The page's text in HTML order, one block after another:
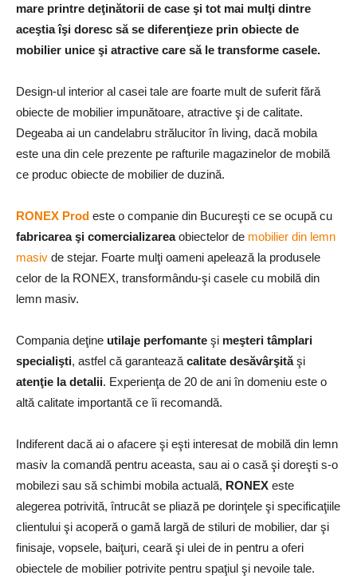
mare printre deţinătorii de case şi tot mai mulţi dintre
aceştia îşi doresc să se diferenţieze prin obiecte de
mobilier unice şi atractive care să le transforme casele.
Design-ul interior al casei tale are foarte mult de suferit fără
obiecte de mobilier impunătoare, atractive şi de calitate.
Degeaba ai un candelabru strălucitor în living, dacă mobila
este una din cele prezente pe rafturile magazinelor de mobilă
ce produc obiecte de mobilier de duzină.
RONEX Prod este o companie din Bucureşti ce se ocupă cu
fabricarea şi comercializareaobiectelor de mobilier din lemn
masiv de stejar. Foarte mulţi oameni apelează la produsele
celor de la RONEX, transformându-şi casele cu mobilă din
lemn masiv.
Compania deţine utilaje perfomante şi meşteri tâmplari
specialişti, astfel că garantează calitate desăvârşităşi
atenţie la detalii. Experienţa de 20 de ani în domeniu este o
altă calitate importantă ce îi recomandă.
Indiferent dacă ai o afacere şi eşti interesat de mobilă din lemn
masiv la comandă pentru aceasta, sau ai o casă şi doreşti s-o
mobilezi sau să schimbi mobila actuală, RONEX este
alegerea potrivită, întrucât se pliază pe dorinţele şi specificaţiile
clientului şi acoperă o gamă largă de stiluri de mobilier, dar şi
finisaje, vopsele, baiţuri, ceară şi ulei de in pentru a oferi
obiectele de mobilier potrivite pentru spaţiul şi nevoile tale.